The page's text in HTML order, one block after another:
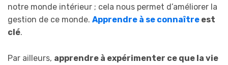
notre monde intérieur ; cela nous permet d’améliorer la
gestion de ce monde. Apprendre à se connaître est
clé.
Par ailleurs, apprendre à expérimenter ce que la vie